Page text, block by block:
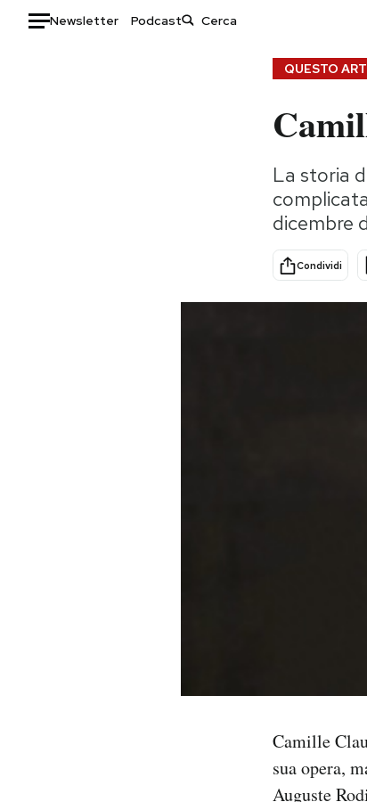
Newsletter Podcast
Consumismi
Storie/Idee
Ok Boomer!
Europa
QUESTO
La storia
dicembre
Condividi
Camille
sua opera,
Auguste